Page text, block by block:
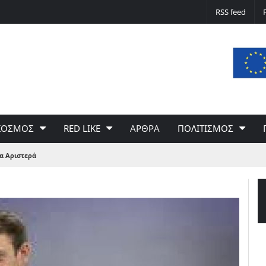
Ο υποψήφιος που τα έβαλε με το
RSS feed
RED LIKE ΑΡΘΡΑ ΠΟΛΙΤΙΣΜΟΣ
Αριστερά